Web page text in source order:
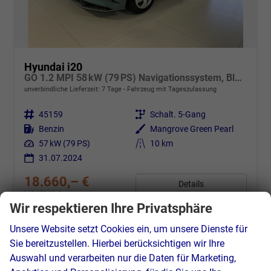
Hyundai i20
GO 1.2 MPI 58 kW (79 PS) Navigationssystem, Bluetooth, DAB, Klimaanlage, Rückfahrkamera, Apple CarPlay, Android Auto, PDC hinten, Sitzheizung, Lenkradheizung, Spurassistent, Tempomat uvm.
unverbindliche Lieferzeit: 7 Tage Fahrzeug mit Tageszulassung
Fahrzeugnr. 45159 Getriebe Schalt. 5-Gang
Kraftstoff Benzin Außenfarbe
Mangrove Green Pearl
Leistung 57 kW (79 PS) Kilometerstand
10 km
31.07.2024
18.660,– €
incl. 19% MwSt.
Details
Verbrauch kombiniert:5,30 l/100km
CO2 -Emissionen: 121,00 g/km
Wir respektieren Ihre Privatsphäre
Unsere Website setzt Cookies ein, um unsere Dienste für
Sie bereitzustellen. Hierbei berücksichtigen wir Ihre
Auswahl und verarbeiten nur die Daten für Marketing,